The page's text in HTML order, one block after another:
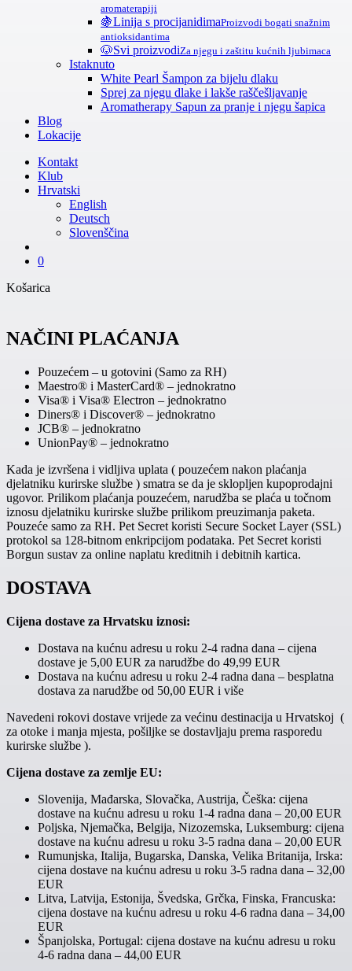
aromaterapiji
🍇Linija s procijanidimaProizvodi bogati snažnim
antioksidantima
🐶Svi proizvodiZa njegu i zaštitu kućnih ljubimaca
Istaknuto
White Pearl Šampon za bijelu dlaku
Sprej za njegu dlake i lakše raščešljavanje
Aromatherapy Sapun za pranje i njegu šapica
Blog
Lokacije
Kontakt
Klub
Hrvatski
English
Deutsch
Slovenščina
0
Košarica
NAČINI PLAĆANJA
Pouzećem – u gotovini (Samo za RH)
Maestro® i MasterCard® – jednokratno
Visa® i Visa® Electron – jednokratno
Diners® i Discover® – jednokratno
JCB® – jednokratno
UnionPay® – jednokratno
Kada je izvršena i vidljiva uplata ( pouzećem nakon plaćanja
djelatniku kurirske službe ) smatra se da je sklopljen kupoprodajni
ugovor. Prilikom plaćanja pouzećem, narudžba se plaća u točnom
iznosu djelatniku kurirske službe prilikom preuzimanja paketa.
Pouzeće samo za RH. Pet Secret koristi Secure Socket Layer (SSL)
protokol sa 128-bitnom enkripcijom podataka. Pet Secret koristi
Borgun sustav za online naplatu kreditnih i debitnih kartica.
DOSTAVA
Cijena dostave za Hrvatsku iznosi:
Dostava na kućnu adresu u roku 2-4 radna dana – cijena
dostave je 5,00 EUR za narudžbe do 49,99 EUR
Dostava na kućnu adresu u roku 2-4 radna dana – besplatna
dostava za narudžbe od 50,00 EUR i više
Navedeni rokovi dostave vrijede za većinu destinacija u Hrvatskoj (
za otoke i manja mjesta, pošiljke se dostavljaju prema rasporedu
kurirske službe ).
Cijena dostave za zemlje EU:
Slovenija, Mađarska, Slovačka, Austrija, Češka: cijena
dostave na kućnu adresu u roku 1-4 radna dana – 20,00 EUR
Poljska, Njemačka, Belgija, Nizozemska, Luksemburg: cijena
dostave na kućnu adresu u roku 3-5 radna dana – 20,00 EUR
Rumunjska, Italija, Bugarska, Danska, Velika Britanija, Irska:
cijena dostave na kućnu adresu u roku 3-5 radna dana – 32,00
EUR
Litva, Latvija, Estonija, Švedska, Grčka, Finska, Francuska:
cijena dostave na kućnu adresu u roku 4-6 radna dana – 34,00
EUR
Španjolska, Portugal: cijena dostave na kućnu adresu u roku
4-6 radna dana – 44,00 EUR